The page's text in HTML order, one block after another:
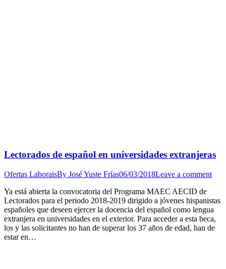
Lectorados de español en universidades extranjeras
Ofertas LaboraisBy José Yuste Frías06/03/2018Leave a comment
Ya está abierta la convocatoria del Programa MAEC AECID de
Lectorados para el periodo 2018-2019 dirigido a jóvenes hispanistas
españoles que deseen ejercer la docencia del español como lengua
extranjera en universidades en el exterior. Para acceder a esta beca,
los y las solicitantes no han de superar los 37 años de edad, han de
estar en…